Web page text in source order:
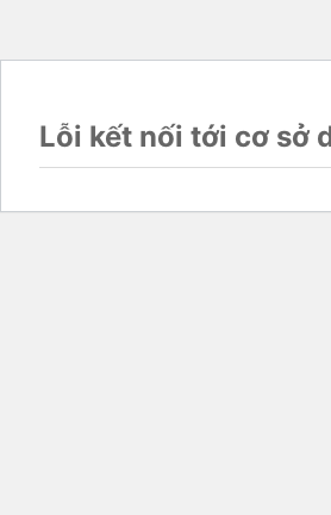
Lỗi kết nối tới cơ sở